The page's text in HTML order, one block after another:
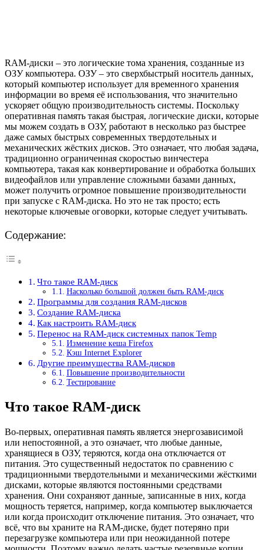
RAM-диски – это логические тома хранения, созданные из
ОЗУ компьютера. ОЗУ – это сверхбыстрый носитель данных,
который компьютер использует для временного хранения
информации во время её использования, что значительно
ускоряет общую производительность системы. Поскольку
оперативная память такая быстрая, логические диски, которые
мы можем создать в ОЗУ, работают в несколько раз быстрее
даже самых быстрых современных твердотельных и
механических жёстких дисков. Это означает, что любая задача,
традиционно ограниченная скоростью винчестера
компьютера, такая как конвертирование и обработка больших
видеофайлов или управление сложными базами данных,
может получить огромное повышение производительности
при запуске с RAM-диска. Но это не так просто; есть
некоторые ключевые оговорки, которые следует учитывать.
Содержание:
Что такое RAM-диск
Насколько большой должен быть RAM-диск
Программы для создания RAM-дисков
Создание RAM-диска
Как настроить RAM-диск
Перенос на RAM-диск системных папок Temp
Изменение кеша Firefox
Кэш Internet Explorer
Другие преимущества RAM-дисков
Повышение производительности
Тестирование
Что такое RAM-диск
Во-первых, оперативная память является энергозависимой
или непостоянной, а это означает, что любые данные,
хранящиеся в ОЗУ, теряются, когда она отключается от
питания. Это существенный недостаток по сравнению с
традиционными твердотельными и механическими жёсткими
дисками, которые являются постоянными средствами
хранения. Они сохраняют данные, записанные в них, когда
мощность теряется, например, когда компьютер выключается
или когда происходит отключение питания. Это означает, что
всё, что вы храните на RAM-диске, будет потеряно при
перезагрузке компьютера или при неожиданной потере